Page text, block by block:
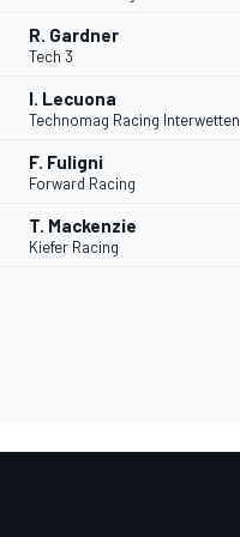
R. Gardner
Tech 3
I. Lecuona
Technomag Racing Interwetten
F. Fuligni
Forward Racing
T. Mackenzie
Kiefer Racing